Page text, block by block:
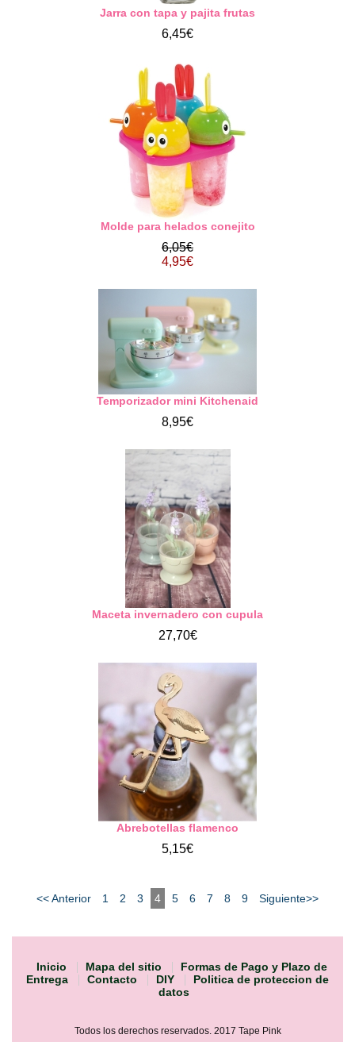
Jarra con tapa y pajita frutas
6,45€
Molde para helados conejito
6,05€
4,95€
Temporizador mini Kitchenaid
8,95€
Maceta invernadero con cupula
27,70€
Abrebotellas flamenco
5,15€
<< Anterior 1 2 3 4 5 6 7 8 9 Siguiente>>
Inicio Mapa del sitio
Formas de Pago y Plazo de
Entrega
Contacto DIY
Politica de proteccion de
datos
Todos los derechos reservados. 2017 Tape Pink